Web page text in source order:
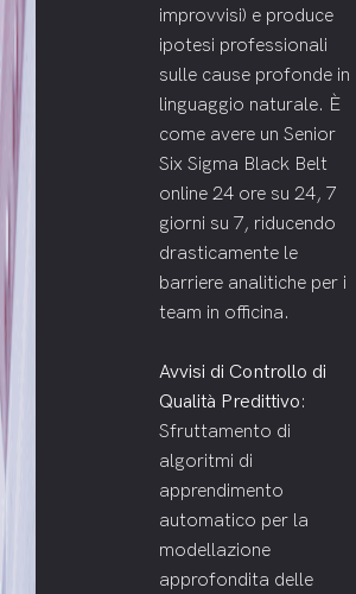
improvvisi) e produce
ipotesi professionali
sulle cause profonde in
linguaggio naturale. È
come avere un Senior
Six Sigma Black Belt
online 24 ore su 24, 7
giorni su 7, riducendo
drasticamente le
barriere analitiche per i
team in officina.
Avvisi di Controllo di
Qualità Predittivo:
Sfruttamento di
algoritmi di
apprendimento
automatico per la
modellazione
approfondita delle